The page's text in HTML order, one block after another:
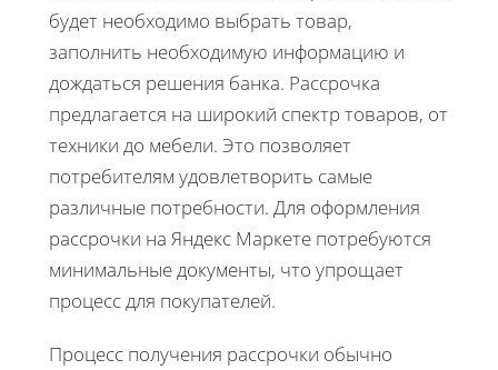
будет необходимо выбрать товар,
заполнить необходимую информацию и
дождаться решения банка. Рассрочка
предлагается на широкий спектр товаров, от
техники до мебели. Это позволяет
потребителям удовлетворить самые
различные потребности. Для оформления
рассрочки на Яндекс Маркете потребуются
минимальные документы, что упрощает
процесс для покупателей.
Процесс получения рассрочки обычно